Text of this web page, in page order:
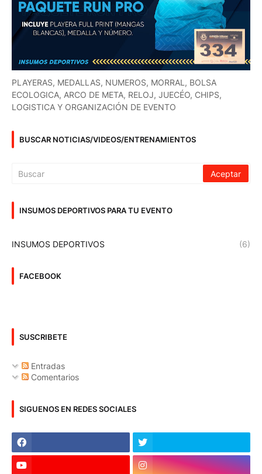
PLAYERAS, MEDALLAS, NUMEROS, MORRAL, BOLSA
ECOLOGICA, ARCO DE META, RELOJ, JUECÉO, CHIPS,
LOGISTICA Y ORGANIZACIÓN DE EVENTO
BUSCAR NOTICIAS/VIDEOS/ENTRENAMIENTOS
INSUMOS DEPORTIVOS PARA TU EVENTO
INSUMOS DEPORTIVOS (6)
FACEBOOK
SUSCRIBETE
Entradas
Comentarios
SIGUENOS EN REDES SOCIALES